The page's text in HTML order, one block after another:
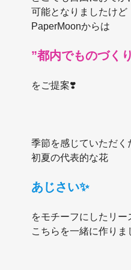
可能となりましたけど
PaperMoonからは
”都内でものづく
をご提案❣️
季節を感じていただく
初夏の代表的な花
あじさい✨
をモチーフにしたリー
こちらを一緒に作りま